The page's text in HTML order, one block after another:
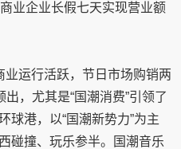
业企业长假七天实现营业额
运行活跃，节日市场购销两
出，尤其是“国潮消费”引领了
球港，以“国潮新势力”为主
碰撞、玩乐参半。国潮音乐